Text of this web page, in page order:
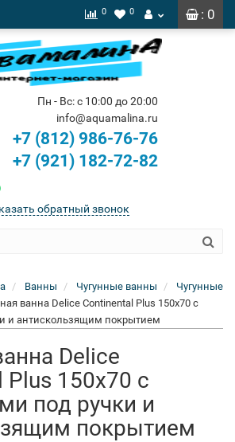
: 0
0 0
Пн - Вс: с 10:00 до 20:00
info@aquamalina.ru
+7 (812) 986-76-76
+7 (921) 182-72-82
обратный звонок
Ванны Чугунные ванны
Чугунные
ванна Delice Continental Plus 150x70 с
и антискользящим покрытием
Delice
Plus 150x70 с
под ручки и
покрытием